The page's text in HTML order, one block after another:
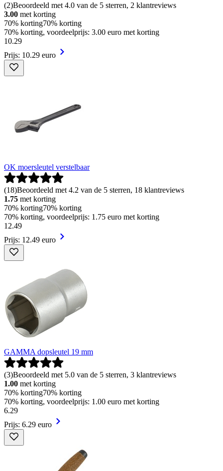
(2)Beoordeeld met 4.0 van de 5 sterren, 2 klantreviews
3.00 met korting
70% korting70% korting
70% korting, voordeelprijs: 3.00 euro met korting
10.29
Prijs: 10.29 euro
OK moersleutel verstelbaar
(18)Beoordeeld met 4.2 van de 5 sterren, 18 klantreviews
1.75 met korting
70% korting70% korting
70% korting, voordeelprijs: 1.75 euro met korting
12.49
Prijs: 12.49 euro
GAMMA dopsleutel 19 mm
(3)Beoordeeld met 5.0 van de 5 sterren, 3 klantreviews
1.00 met korting
70% korting70% korting
70% korting, voordeelprijs: 1.00 euro met korting
6.29
Prijs: 6.29 euro